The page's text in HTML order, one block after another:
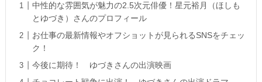
中性的な雰囲気が魅力の2.5次元俳優！星元裕月（ほしも
とゆづき）さんのプロフィール
お仕事の最新情報やオフショットが見られるSNSをチェッ
ク！
今後に期待！ ゆづきさんの出演映画